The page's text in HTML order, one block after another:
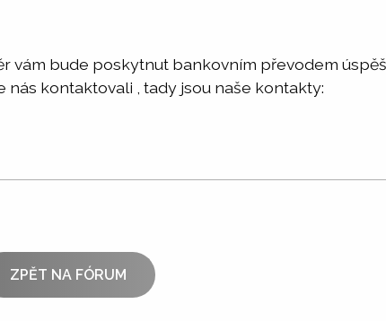
vám bude poskytnut bankovním převodem
kontaktovali , tady jsou naše kontakty:
ZPĚT NA FÓRUM